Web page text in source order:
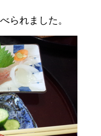
られました。